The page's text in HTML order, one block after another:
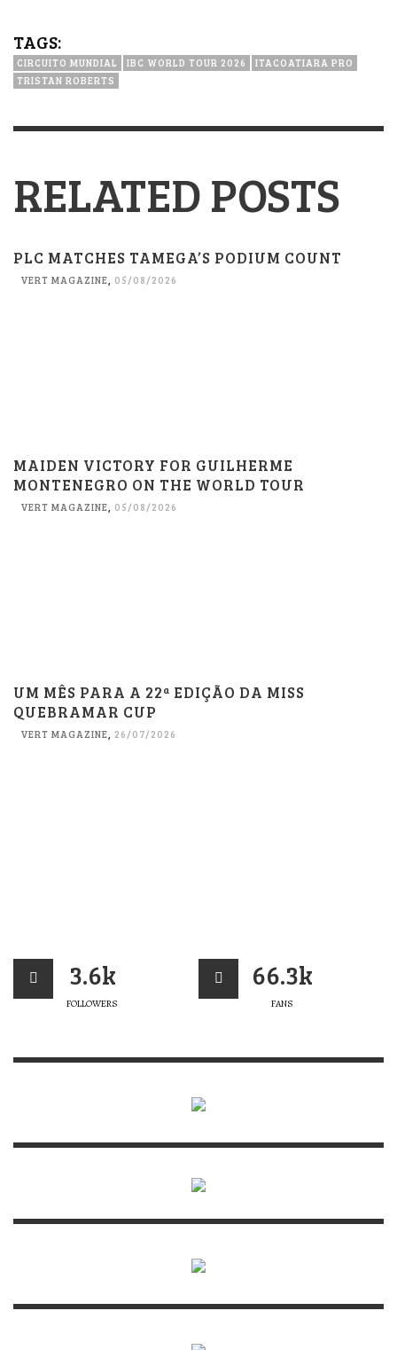
TAGS:
CIRCUITO MUNDIAL IBC WORLD TOUR 2026
ITACOATIARA PRO
TRISTAN ROBERTS
RELATED POSTS
PLC MATCHES TAMEGA’S PODIUM COUNT
VERT MAGAZINE 05/08/2026
MAIDEN VICTORY FOR GUILHERME
MONTENEGRO ON THE WORLD TOUR
VERT MAGAZINE, 05/08/2026
UM MÊS PARA A 22ª EDIÇÃO DA MISS
QUEBRAMAR CUP
VERT MAGAZINE, 26/07/2026
3.6k
FOLLOWERS
66.3k
FANS